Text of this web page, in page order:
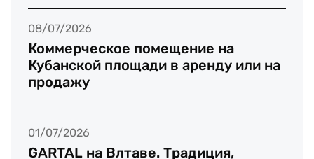
08/07/2026
Коммерческое помещение на
Кубанской площади в аренду или на
продажу
01/07/2026
GARTAL на Влтаве. Традиция,